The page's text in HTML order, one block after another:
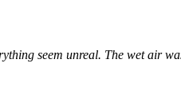
seem unreal. The wet air